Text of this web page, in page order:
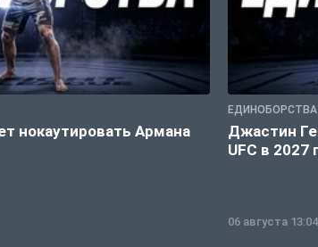
нокаутировать Армана
ЕДИНОБОРСТВА
Джастин
UFC в 2027
06 августа 13:04